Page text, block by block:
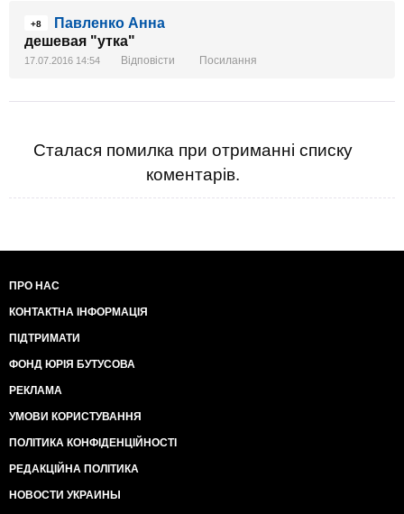
+8
Павленко Анна
дешевая "утка"
17.07.2016 14:54 Відповісти Посилання
Сталася помилка при отриманні списку
коментарів.
ПРО НАС
КОНТАКТНА ІНФОРМАЦІЯ
ПІДТРИМАТИ
ФОНД ЮРІЯ БУТУСОВА
РЕКЛАМА
УМОВИ КОРИСТУВАННЯ
ПОЛІТИКА КОНФІДЕНЦІЙНОСТІ
РЕДАКЦІЙНА ПОЛІТИКА
НОВОСТИ УКРАИНЫ